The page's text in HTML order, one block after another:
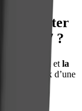
d’acheter
Band 7 ?
d’écranet la
le choix d’une
et le suivi